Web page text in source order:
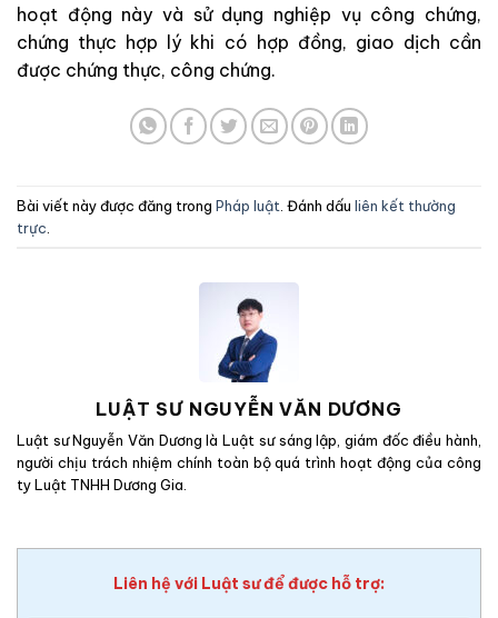
hoạt động này và sử dụng nghiệp vụ công chứng,
chứng thực hợp lý khi có hợp đồng, giao dịch cần
được chứng thực, công chứng.
Bài viết này được đăng trong Pháp luật . Đánh dấu liên kết thường
trực
LUẬT SƯ NGUYỄN VĂN DƯƠNG
Luật sư Nguyễn Văn Dương là Luật sư sáng lập, giám đốc điều hành,
người chịu trách nhiệm chính toàn bộ quá trình hoạt động của công
ty Luật TNHH Dương Gia.
Liên hệ với Luật sư để được hỗ trợ: